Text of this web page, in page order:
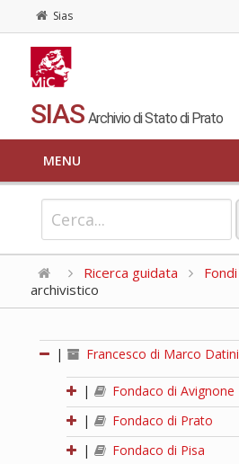
Sias
SIAS Archivio di Stato di Prato
MENU
Ricerca guidata Fondi
archivistico
| Francesco di Marco Datini
|
Fondaco di Avignone
|
Fondaco di Prato
|
Fondaco di Pisa